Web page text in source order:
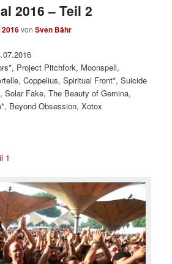
2016 – Teil 2
vonSven Bähr
Project Pitchfork, Moonspell,
Coppelius, Spiritual Front*, Suicide
Solar Fake, The Beauty of Gemina,
Beyond Obsession, Xotox
1